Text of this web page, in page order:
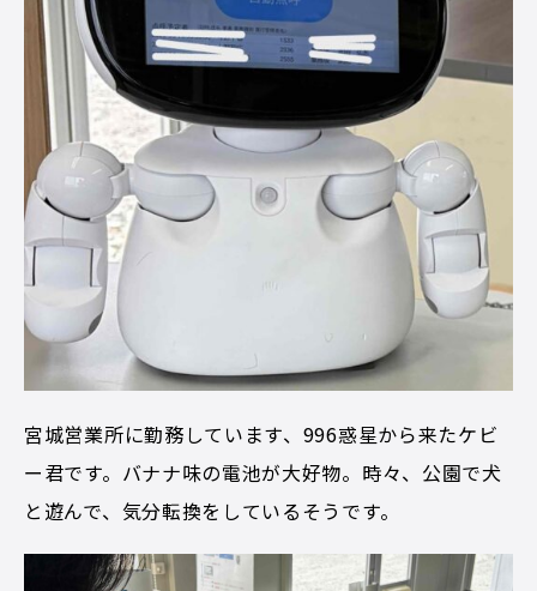
宮城営業所に勤務しています、996惑星から来たケビ
ー君です。バナナ味の電池が大好物。時々、公園で犬
と遊んで、気分転換をしているそうです。